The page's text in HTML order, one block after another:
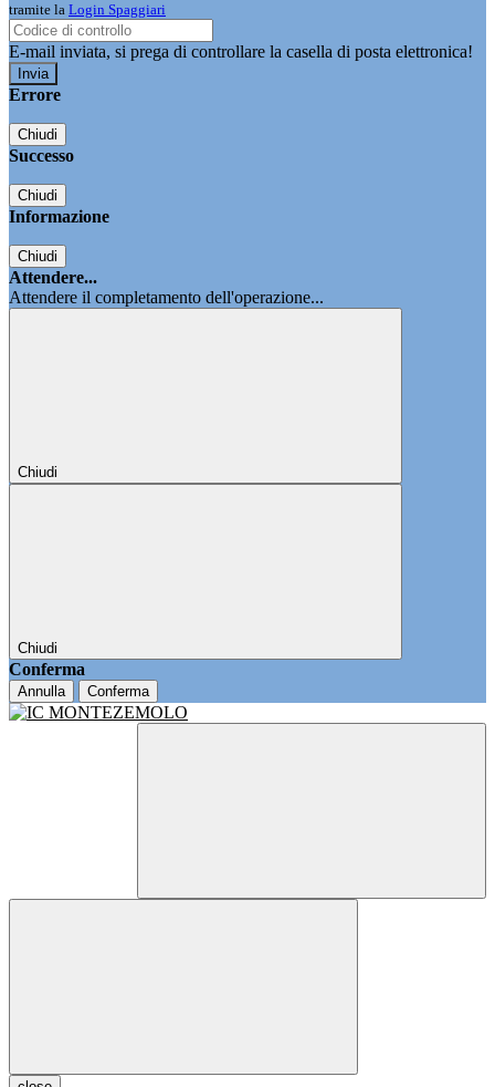
tramite la Login Spaggiari
E-mail inviata, si prega di controllare la casella di posta elettronica!
Errore
Chiudi
Successo
Chiudi
Informazione
Chiudi
Attendere...
Attendere il completamento dell'operazione...
Chiudi
Chiudi
Conferma
Annulla Conferma